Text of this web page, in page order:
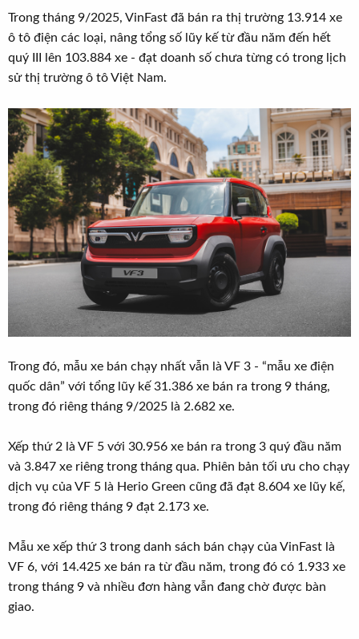
Trong tháng 9/2025, VinFast đã bán ra thị trường 13.914 xe
ô tô điện các loại, nâng tổng số lũy kế từ đầu năm đến hết
quý III lên 103.884 xe - đạt doanh số chưa từng có trong lịch
sử thị trường ô tô Việt Nam.
Trong đó, mẫu xe bán chạy nhất vẫn là VF 3 - “mẫu xe điện
quốc dân” với tổng lũy kế 31.386 xe bán ra trong 9 tháng,
trong đó riêng tháng 9/2025 là 2.682 xe.
Xếp thứ 2 là VF 5 với 30.956 xe bán ra trong 3 quý đầu năm
và 3.847 xe riêng trong tháng qua. Phiên bản tối ưu cho chạy
dịch vụ của VF 5 là Herio Green cũng đã đạt 8.604 xe lũy kế,
trong đó riêng tháng 9 đạt 2.173 xe.
Mẫu xe xếp thứ 3 trong danh sách bán chạy của VinFast là
VF 6, với 14.425 xe bán ra từ đầu năm, trong đó có 1.933 xe
trong tháng 9 và nhiều đơn hàng vẫn đang chờ được bàn
giao.